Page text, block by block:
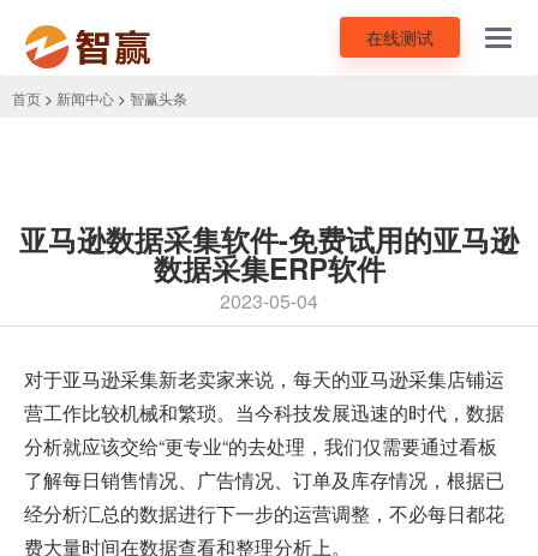
在线测试
首页 > 新闻中心 > 智赢头条
亚马逊数据采集软件-免费试用的亚马逊
数据采集ERP软件
2023-05-04
对于亚马逊采集新老卖家来说，每天的亚马逊采集店铺运
营工作比较机械和繁琐。当今科技发展迅速的时代，数据
分析就应该交给“更专业“的去处理，我们仅需要通过看板
了解每日销售情况、广告情况、订单及库存情况，根据已
经分析汇总的数据进行下一步的运营调整，不必每日都花
费大量时间在数据查看和整理分析上。